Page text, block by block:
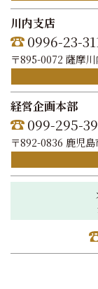
川内支店
0996-23-
〒895-0072 薩摩
経営企画本部
099-295-
〒892-0836 鹿児